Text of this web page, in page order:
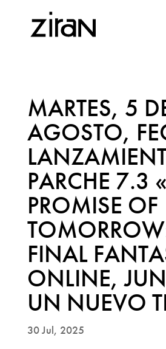
MARTES, 5
AGOSTO,
PARCHE 7.3
PROMISE OF
FINAL
ONLINE,
UN NUEVO
30 Jul, 2025